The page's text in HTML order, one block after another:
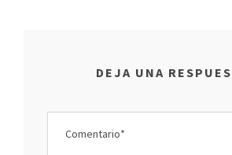
DEJA UNA